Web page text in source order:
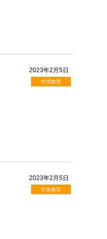
2023年2月5日
学習教室
2023年2月5日
学習教室